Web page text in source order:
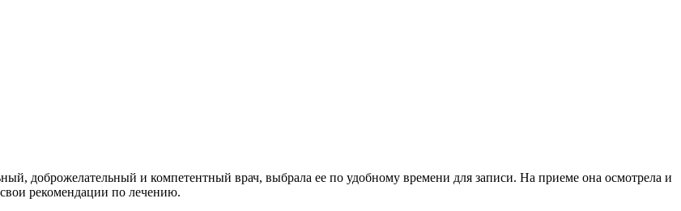
доброжелательный и компетентный врач, выбрала ее по удобному времени для записи. На приеме она осмотрела и
рекомендации по лечению.